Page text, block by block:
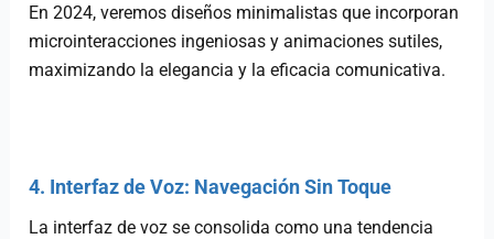
En 2024, veremos diseños minimalistas que incorporan
microinteracciones ingeniosas y animaciones sutiles,
maximizando la elegancia y la eficacia comunicativa.
4. Interfaz de Voz: Navegación Sin Toque
La interfaz de voz se consolida como una tendencia